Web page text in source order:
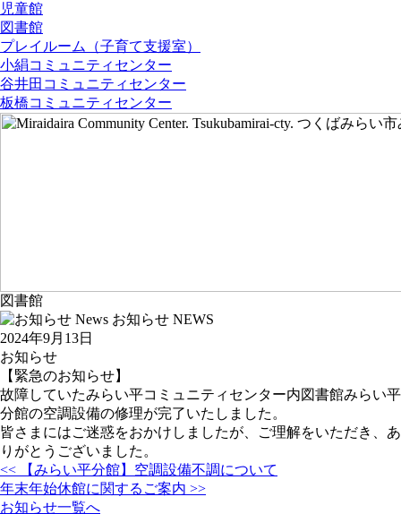
児童館
図書館
プレイルーム（子育て支援室）
小絹コミュニティセンター
谷井田コミュニティセンター
板橋コミュニティセンター
図書館
お知らせ NEWS
2024年9月13日
お知らせ
【緊急のお知らせ】
故障していたみらい平コミュニティセンター内図書館みらい平
分館の空調設備の修理が完了いたしました。
皆さまにはご迷惑をおかけしましたが、ご理解をいただき、あ
りがとうございました。
投
稿
ナ
<< 【みらい平分館】空調設備不調について
年末年始休館に関するご案内 >>
お知らせ一覧へ